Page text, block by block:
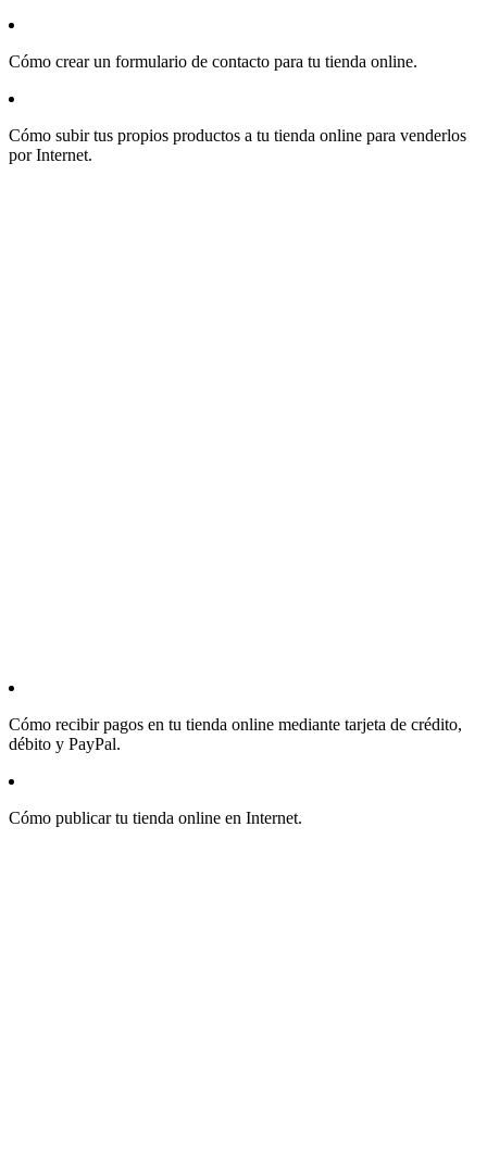
Cómo crear un formulario de contacto para tu tienda online.
Cómo subir tus propios productos a tu tienda online para venderlos
por Internet.
Cómo recibir pagos en tu tienda online mediante tarjeta de crédito,
débito y PayPal.
Cómo publicar tu tienda online en Internet.